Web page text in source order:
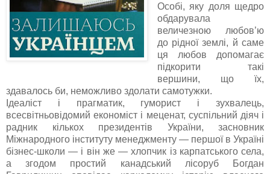
Особі, яку доля щедро
обдарувала
величезною любов’ю
до рідної землі, й саме
ця любов допомагає
підкорити такі
вершини, що їх,
здавалось би, неможливо здолати самотужки.
Ідеаліст і прагматик, гуморист і зухвалець,
всесвітньовідомий економіст і меценат, суспільний діяч і
радник кількох президентів України, засновник
Міжнародного інституту менеджменту — першої в Україні
бізнес-школи — і він же — хлопчик із карпатського села,
а згодом простий канадський лісоруб Богдан